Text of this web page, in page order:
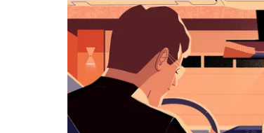
klawisz
„Escape”,
aby
zamknąć
kalendarz.